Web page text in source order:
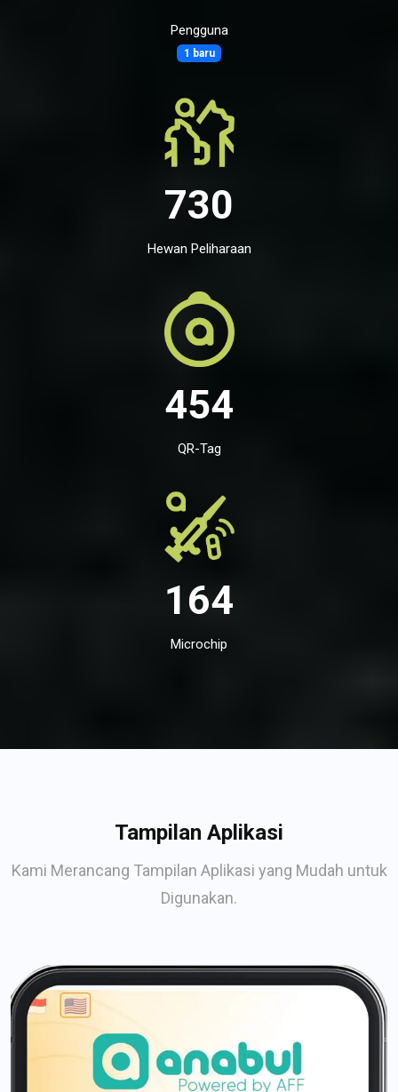
Pengguna
1 baru
730
Hewan Peliharaan
454
QR-Tag
164
Microchip
Tampilan Aplikasi
Kami Merancang Tampilan Aplikasi yang Mudah untuk
Digunakan.